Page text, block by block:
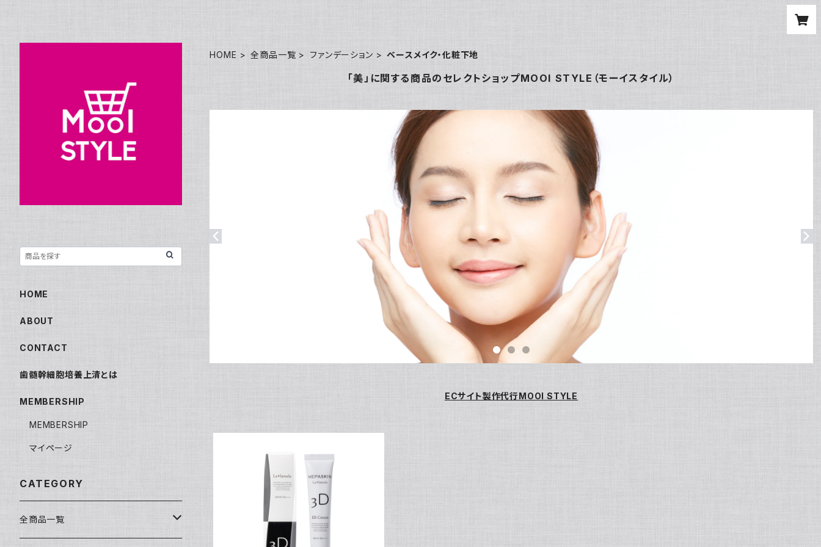
HOME 全商品一覧 ファンデーション ベースメイク・化粧下地
「美」に関する商品のセレクトショップMOOI STYLE（モーイスタイル）
ECサイト製作代行MOOI STYLE
ヘパスキン 3Dラ*ラメラ薬用BBクリ
¥7,700
HOME
ABOUT
CONTACT
歯髄幹細胞培養上清とは
MEMBERSHIP
MEMBERSHIP
マイページ
CATEGORY
全商品一覧